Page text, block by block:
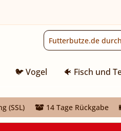
🐦 Vogel 🐠 Fisch und
(SSL) 14 Tage Rückgabe